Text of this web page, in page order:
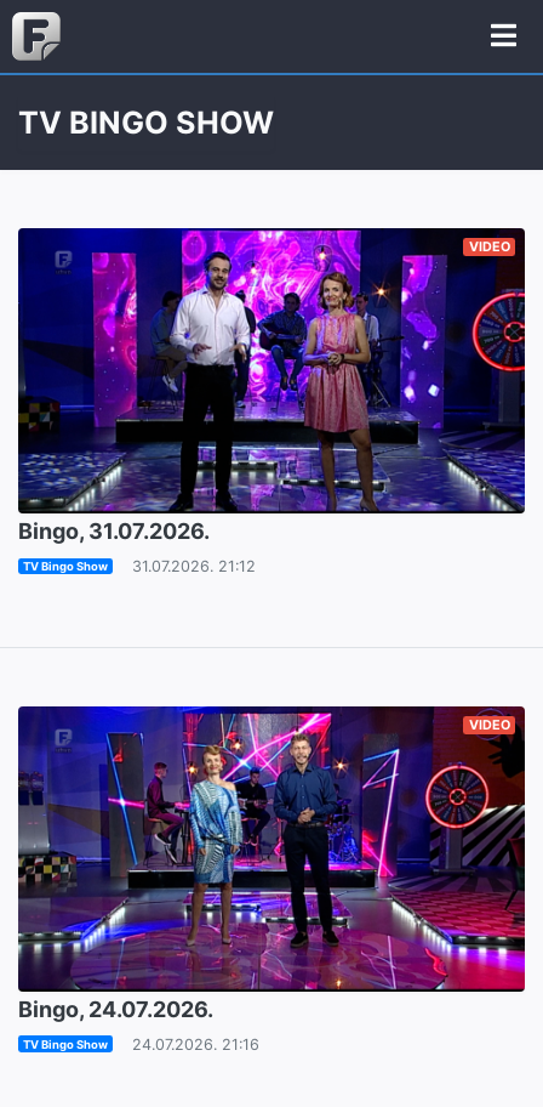
TV BINGO SHOW
VIDEO
Bingo, 31.07.2026.
TV Bingo Show 31.07.2026. 21:12
VIDEO
Bingo, 24.07.2026.
TV Bingo Show 24.07.2026. 21:16